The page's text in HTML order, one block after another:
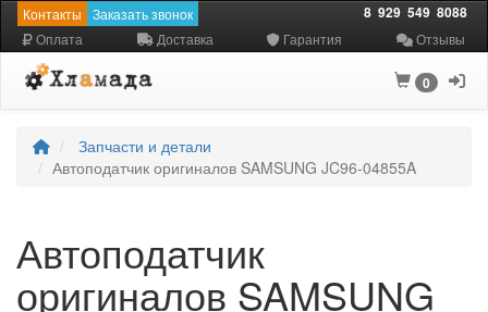
Контакты Заказать звонок 8 929 549 8088
Оплата Доставка Гарантия Отзывы
0
Запчасти и детали
Автоподатчик оригиналов SAMSUNG JC96-04855A
Автоподатчик
оригиналов SAMSUNG